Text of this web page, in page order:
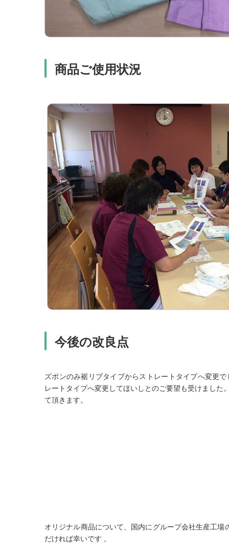
商品ご使用状況
今後の改良点
ズボンのみ裾リブタイプからストレートタイプへ変更
レートタイプへ変更してほいしとのご要望も受けまし
て頂きます。
オリジナル商品について、国内にグループ会社生産工場
だければ幸いです 。